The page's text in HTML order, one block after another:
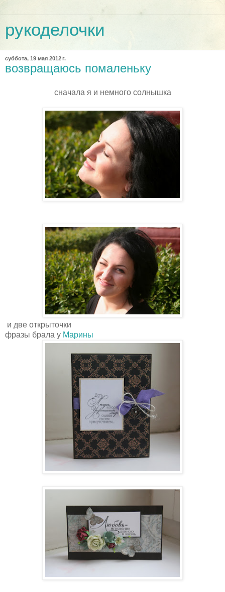
рукоделочки
суббота, 19 мая 2012 г.
возвращаюсь помаленьку
сначала я и немного солнышка
и две открыточки
фразы брала у Марины